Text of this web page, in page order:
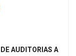
AUDITORIAS A